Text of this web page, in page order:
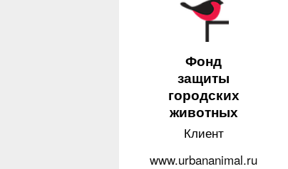
Фонд
защиты
городских
животных
Клиент
www.urbananimal.ru